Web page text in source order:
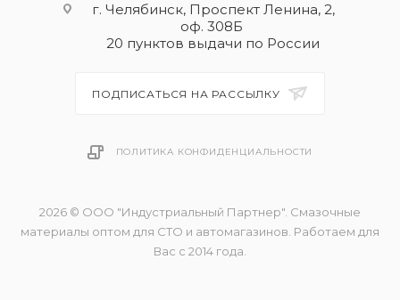
г. Челябинск, Проспект Ленина, 2,
оф. 308Б
20 пунктов выдачи по России
ПОДПИСАТЬСЯ НА РАССЫЛКУ
ПОЛИТИКА КОНФИДЕНЦИАЛЬНОСТИ
2026 © ООО "Индустриальный Партнер". Смазочные
материалы оптом для СТО и автомагазинов. Работаем для
Вас с 2014 года.